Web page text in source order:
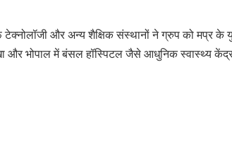
और अन्य शैक्षिक संस्थानों ने ग्रुप को मप्र के
और भोपाल में बंसल हॉस्पिटल जैसे आधुनिक स्वास्थ्य